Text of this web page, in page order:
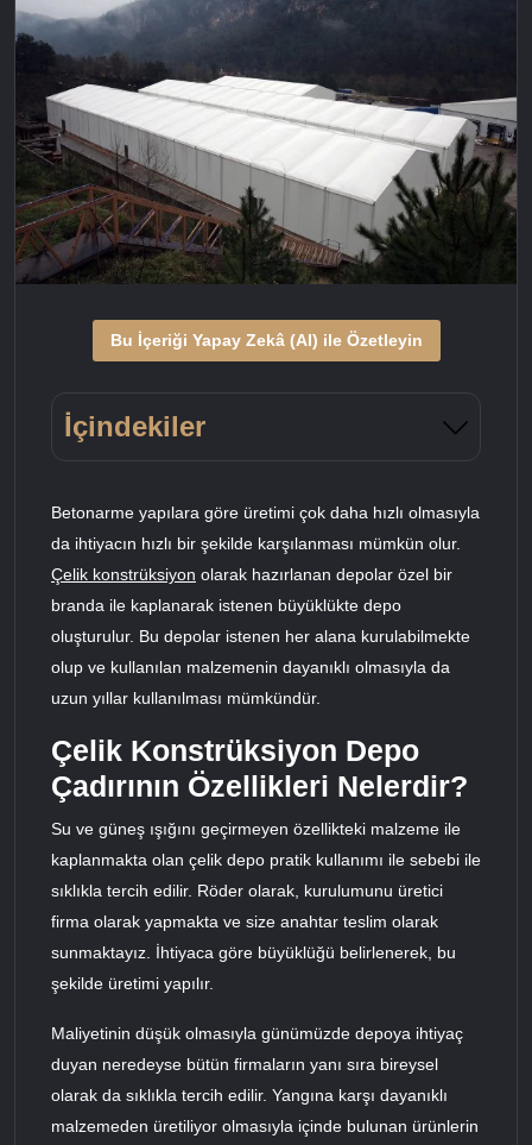
Bu İçeriği Yapay Zekâ (AI) ile Özetleyin
İçindekiler
Betonarme yapılara göre üretimi çok daha hızlı olmasıyla
da ihtiyacın hızlı bir şekilde karşılanması mümkün olur.
Çelik konstrüksiyon olarak hazırlanan depolar özel bir
branda ile kaplanarak istenen büyüklükte depo
oluşturulur. Bu depolar istenen her alana kurulabilmekte
olup ve kullanılan malzemenin dayanıklı olmasıyla da
uzun yıllar kullanılması mümkündür.
Çelik Konstrüksiyon Depo
Çadırının Özellikleri Nelerdir?
Su ve güneş ışığını geçirmeyen özellikteki malzeme ile
kaplanmakta olan çelik depo pratik kullanımı ile sebebi ile
sıklıkla tercih edilir. Röder olarak, kurulumunu üretici
firma olarak yapmakta ve size anahtar teslim olarak
sunmaktayız. İhtiyaca göre büyüklüğü belirlenerek, bu
şekilde üretimi yapılır.
Maliyetinin düşük olmasıyla günümüzde depoya ihtiyaç
duyan neredeyse bütün firmaların yanı sıra bireysel
olarak da sıklıkla tercih edilir. Yangına karşı dayanıklı
malzemeden üretiliyor olmasıyla içinde bulunan ürünlerin